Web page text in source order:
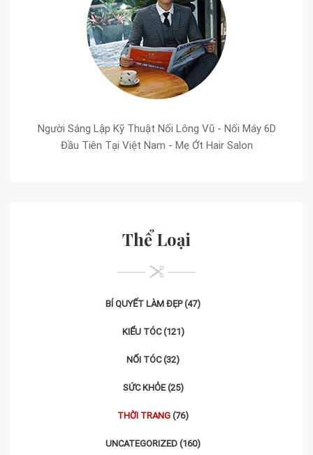
Người Sáng Lập Kỹ Thuật Nối Lông Vũ - Nối Máy 6D
Đầu Tiên Tại Việt Nam - Mẹ Ớt Hair Salon
Thể Loại
BÍ QUYẾT LÀM ĐẸP(47)
KIỂU TÓC(121)
NỐI TÓC(32)
SỨC KHỎE(25)
THỜI TRANG (76)
UNCATEGORIZED (160)